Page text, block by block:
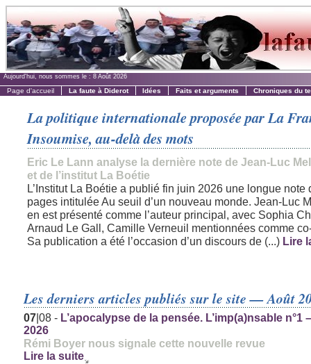
Aujourd'hui, nous sommes le : 8 Août 2026
Page d'accueil La faute à Diderot Idées Faits et arguments Chroniques du
La politique internationale proposée par La
Insoumise, au-delà des mots
Eric Le Lann analyse la dernière note de Jean-Luc
et de l’institut La Boétie
L’Institut La Boétie a publié fin juin 2026 une longue note
pages intitulée Au seuil d’un nouveau monde. Jean-Luc
en est présenté comme l’auteur principal, avec Sophia
Arnaud Le Gall, Camille Verneuil mentionnées comme
Sa publication a été l’occasion d’un discours de (...) Lire
Les derniers articles publiés sur le site — Août
07|08 - L’apocalypse de la pensée. L’imp(a)nsable n°1
2026
Rémi Boyer nous signale cette nouvelle revue
Lire la suite